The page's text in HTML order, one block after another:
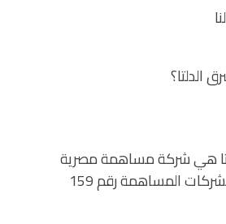
هي شركة مساهمة مصرية
خاضعه لأحكام قانون الشركات المساهمة رقم 159